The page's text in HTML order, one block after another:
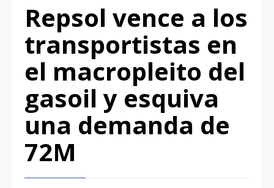
Repsol vence a los
transportistas en
el macropleito del
gasoil y esquiva
una demanda de
72M